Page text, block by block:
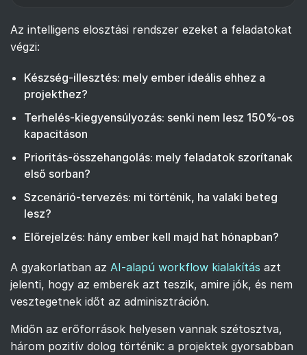
Az intelligens elosztási rendszer ezeket a feladatokat
végzi:
Készség-illesztés: mely ember ideális ehhez a
projekthez?
Terhelés-kiegyensúlyozás: senki nem lesz 150%-os
kapacitáson
Prioritás-összehangolás: mely feladatok szorítanak
első sorban?
Szcenárió-tervezés: mi történik, ha valaki beteg
lesz?
Előrejelzés: hány ember kell majd hat hónapban?
A gyakorlatban az AI-alapú workflow kialakítás azt
jelenti, hogy az emberek azt teszik, amire jók, és nem
vesztegetnek időt az adminisztráción.
Midőn az erőforrások helyesen vannak szétosztva,
három pozitív dolog történik: a projektek gyorsabban